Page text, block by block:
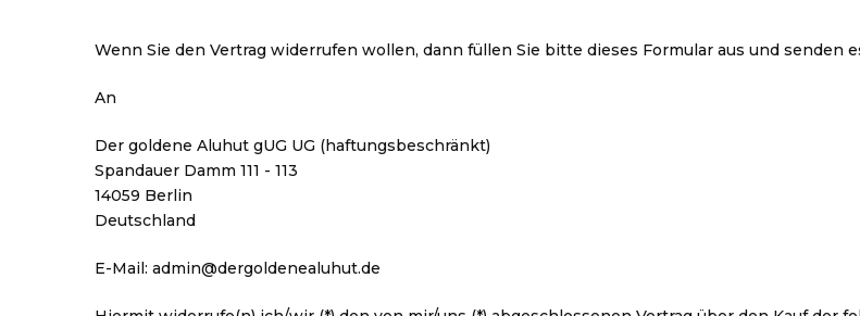
Wenn Sie den Vertrag widerrufen wollen, dann füllen Sie bitte dieses Formular aus und senden
An
Der goldene Aluhut gUG UG (haftungsbeschränkt)
Spandauer Damm 111 - 113
14059 Berlin
Deutschland
E-Mail: admin@dergoldenealuhut.de